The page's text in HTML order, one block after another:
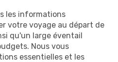
les informations
votre voyage au départ de
qu'un large éventail
Nous vous
essentielles et les